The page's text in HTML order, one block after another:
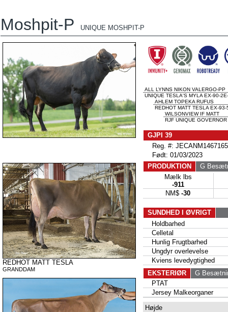
Moshpit-P UNIQUE MOSHPIT-P
REDHOT MATT TESLA
GRANDDAM
ALL LYNNS NIKON VALERGO-PP
UNIQUE TESLA'S MYLA EX-90-
AHLEM TOPEKA RUFUS
REDHOT MATT TESLA EX-93-
WILSONVIEW IF MATT
RJF UNIQUE
GJPI 39
Reg. #:
Født: 01/03/2023
PRODUKTION
G
Mælk lbs
-911
NM$ -30
SUNDHED I ØVRIGT
Holdbarhed
Celletal
Hunlig Frugtbarhed
Ungdyr overlevelse
Kviens levedygtighed
EKSTERIØR
G
PTAT
Jersey Malkeorganer
Højde